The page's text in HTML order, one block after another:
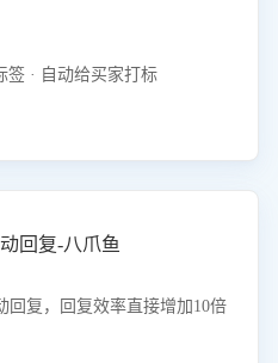
签 · 自动给买家打标
回复-八爪鱼
回复，回复效率直接增加10倍